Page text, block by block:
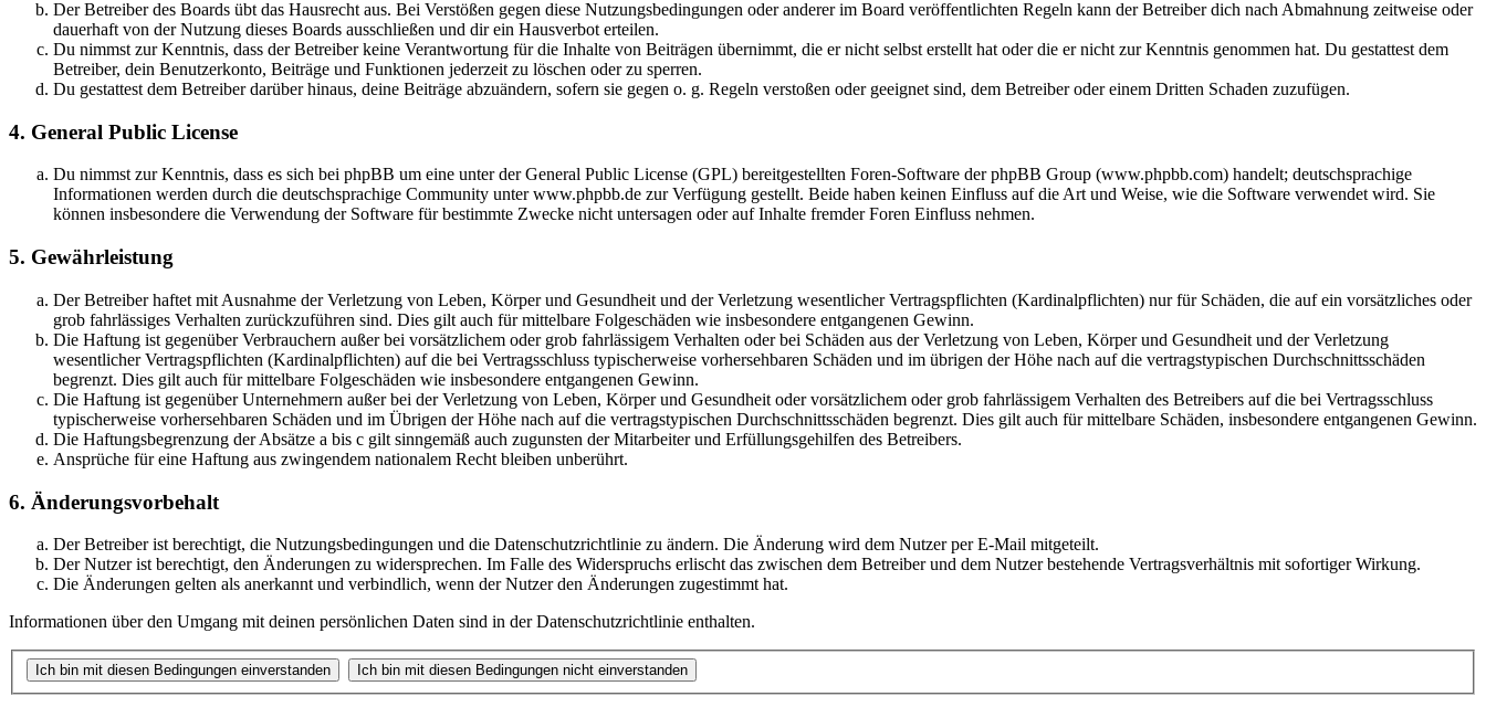
Der Betreiber des Boards übt das Hausrecht aus. Bei Verstößen gegen diese Nutzungsbedingungen oder anderer im Board veröffentlichten Regeln kann der Betreiber dich nach Abmahnung zeitweise oder
dauerhaft von der Nutzung dieses Boards ausschließen und dir ein Hausverbot erteilen.
Du nimmst zur Kenntnis, dass der Betreiber keine Verantwortung für die Inhalte von Beiträgen übernimmt, die er nicht selbst erstellt hat oder die er nicht zur Kenntnis genommen hat. Du gestattest dem
Betreiber, dein Benutzerkonto, Beiträge und Funktionen jederzeit zu löschen oder zu sperren.
Du gestattest dem Betreiber darüber hinaus, deine Beiträge abzuändern, sofern sie gegen o. g. Regeln verstoßen oder geeignet sind, dem Betreiber oder einem Dritten Schaden zuzufügen.
4. General Public License
Du nimmst zur Kenntnis, dass es sich bei phpBB um eine unter der General Public License (GPL) bereitgestellten Foren-Software der phpBB Group (www.phpbb.com) handelt; deutschsprachige
Informationen werden durch die deutschsprachige Community unter www.phpbb.de zur Verfügung gestellt. Beide haben keinen Einfluss auf die Art und Weise, wie die Software verwendet wird. Sie
können insbesondere die Verwendung der Software für bestimmte Zwecke nicht untersagen oder auf Inhalte fremder Foren Einfluss nehmen.
5. Gewährleistung
Der Betreiber haftet mit Ausnahme der Verletzung von Leben, Körper und Gesundheit und der Verletzung wesentlicher Vertragspflichten (Kardinalpflichten) nur für Schäden, die auf ein vorsätzliches oder
grob fahrlässiges Verhalten zurückzuführen sind. Dies gilt auch für mittelbare Folgeschäden wie insbesondere entgangenen Gewinn.
Die Haftung ist gegenüber Verbrauchern außer bei vorsätzlichem oder grob fahrlässigem Verhalten oder bei Schäden aus der Verletzung von Leben, Körper und Gesundheit und der Verletzung
wesentlicher Vertragspflichten (Kardinalpflichten) auf die bei Vertragsschluss typischerweise vorhersehbaren Schäden und im übrigen der Höhe nach auf die vertragstypischen Durchschnittsschäden
begrenzt. Dies gilt auch für mittelbare Folgeschäden wie insbesondere entgangenen Gewinn.
Die Haftung ist gegenüber Unternehmern außer bei der Verletzung von Leben, Körper und Gesundheit oder vorsätzlichem oder grob fahrlässigem Verhalten des Betreibers auf die bei Vertragsschluss
typischerweise vorhersehbaren Schäden und im Übrigen der Höhe nach auf die vertragstypischen Durchschnittsschäden begrenzt. Dies gilt auch für mittelbare Schäden, insbesondere entgangenen Gewinn.
Die Haftungsbegrenzung der Absätze a bis c gilt sinngemäß auch zugunsten der Mitarbeiter und Erfüllungsgehilfen des Betreibers.
Ansprüche für eine Haftung aus zwingendem nationalem Recht bleiben unberührt.
6. Änderungsvorbehalt
Der Betreiber ist berechtigt, die Nutzungsbedingungen und die Datenschutzrichtlinie zu ändern. Die Änderung wird dem Nutzer per E-Mail mitgeteilt.
Der Nutzer ist berechtigt, den Änderungen zu widersprechen. Im Falle des Widerspruchs erlischt das zwischen dem Betreiber und dem Nutzer bestehende Vertragsverhältnis mit sofortiger Wirkung.
Die Änderungen gelten als anerkannt und verbindlich, wenn der Nutzer den Änderungen zugestimmt hat.
Informationen über den Umgang mit deinen persönlichen Daten sind in der Datenschutzrichtlinie enthalten.